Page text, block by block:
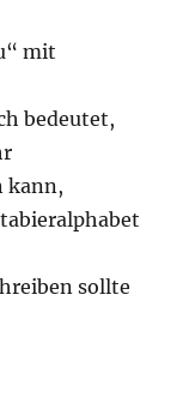
mit
bedeutet,
kann,
sollte